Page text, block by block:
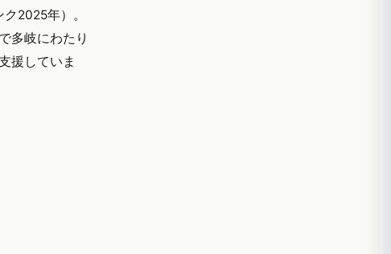
2025年）。
多岐にわたり
援していま